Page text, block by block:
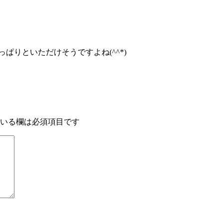
ぱりといただけそうですよね(^^*)
る欄は必須項目です